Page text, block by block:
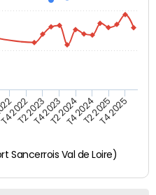
Sancerrois Val de Loire)
T4 2022T2 2023T4 2023T2 2024T4 2024T2 2025T4 2025